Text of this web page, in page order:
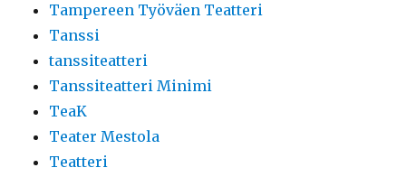
Tampereen Työväen Teatteri
Tanssi
tanssiteatteri
Tanssiteatteri Minimi
TeaK
Teater Mestola
Teatteri